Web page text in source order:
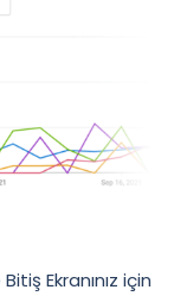
Ekranınız için